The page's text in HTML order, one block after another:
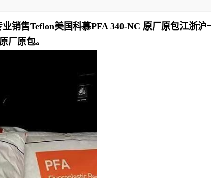
销售Teflon美国科慕PFA 340-NC 原厂原包江浙
厂原包。